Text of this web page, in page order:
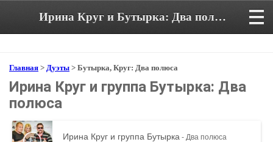
Ирина Круг и Бутырка: Два полюса. Аккорды и текст песни в тональности Em
Главная > Дуэты > Бутырка, Круг: Два полюса
Ирина Круг и группа Бутырка: Два
полюса
Ирина Круг и группа Бутырка - Два полюса